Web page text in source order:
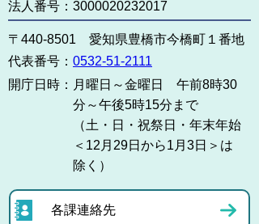
法人番号：3000020232017
〒440-8501 愛知県豊橋市今橋町１番地
代表番号： 0532-51-2111
開庁日時： 月曜日～金曜日 午前8時30
分～午後5時15分まで
（土・日・祝祭日・年末年始
＜12月29日から1月3日＞は
除く）
各課連絡先